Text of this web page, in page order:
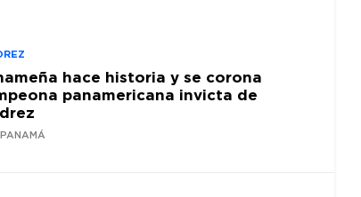
hace historia y se corona
panamericana invicta de